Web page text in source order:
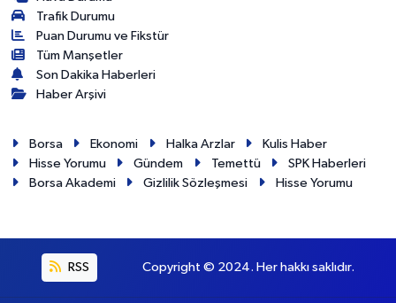
Trafik Durumu
Puan Durumu ve Fikstür
Tüm Manşetler
Son Dakika Haberleri
Haber Arşivi
Borsa Ekonomi Halka Arzlar
Kulis Haber
Hisse Yorumu
Gündem Temettü
SPK Haberleri
Borsa Akademi
Gizlilik Sözleşmesi Hisse Yorumu
RSS Copyright © 2024. Her hakkı saklıdır.